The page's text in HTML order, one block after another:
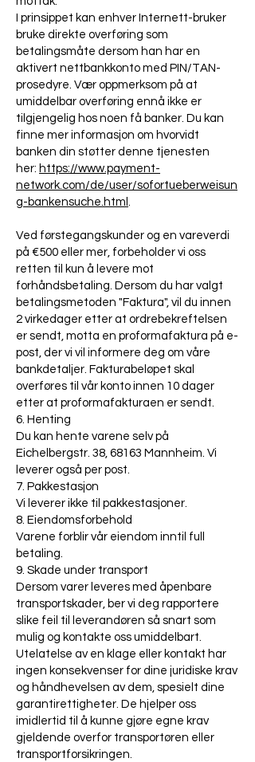
I prinsippet kan enhver Internett-bruker
bruke direkte overføring som
betalingsmåte dersom han har en
aktivert nettbankkonto med PIN/TAN-
prosedyre. Vær oppmerksom på at
umiddelbar overføring ennå ikke er
tilgjengelig hos noen få banker. Du kan
finne mer informasjon om hvorvidt
banken din støtter denne tjenesten
her: https://www.payment-
network.com/de/user/sofortueberweisun
g-bankensuche.html .
Ved førstegangskunder og en vareverdi
på €500 eller mer, forbeholder vi oss
retten til kun å levere mot
forhåndsbetaling. Dersom du har valgt
betalingsmetoden "Faktura", vil du innen
2 virkedager etter at ordrebekreftelsen
er sendt, motta en proformafaktura på e-
post, der vi vil informere deg om våre
bankdetaljer. Fakturabeløpet skal
overføres til vår konto innen 10 dager
etter at proformafakturaen er sendt.
6. Henting
Du kan hente varene selv på
Eichelbergstr. 38, 68163 Mannheim. Vi
leverer også per post.
7. Pakkestasjon
Vi leverer ikke til pakkestasjoner.
8. Eiendomsforbehold
Varene forblir vår eiendom inntil full
betaling.
9. Skade under transport
Dersom varer leveres med åpenbare
transportskader, ber vi deg rapportere
slike feil til leverandøren så snart som
mulig og kontakte oss umiddelbart.
Utelatelse av en klage eller kontakt har
ingen konsekvenser for dine juridiske krav
og håndhevelsen av dem, spesielt dine
garantirettigheter. De hjelper oss
imidlertid til å kunne gjøre egne krav
gjeldende overfor transportøren eller
transportforsikringen.